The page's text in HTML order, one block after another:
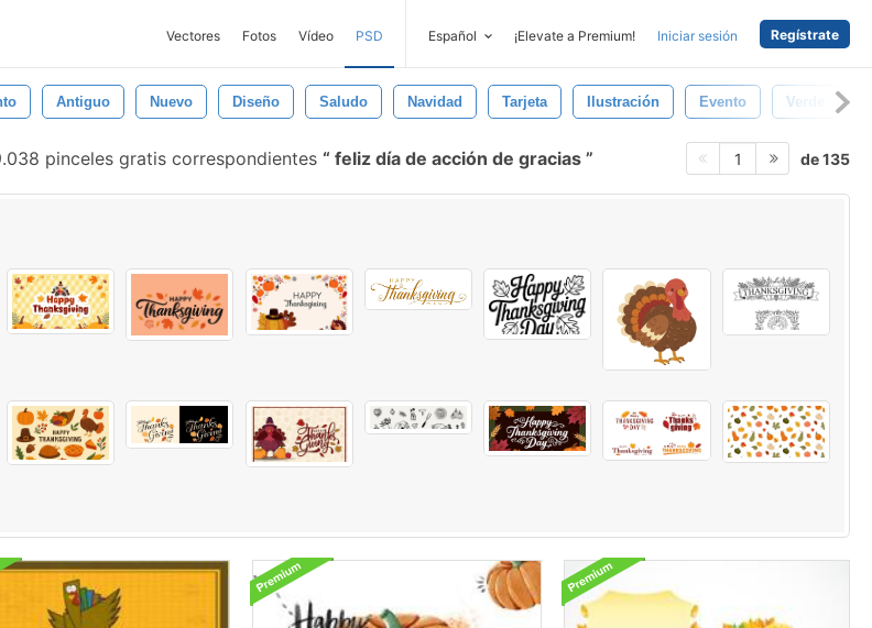
Vectores Fotos Vídeo PSD Español ¡Elevate a Premium! Iniciar sesión Regístrate
Antiguo Nuevo Diseño Saludo Navidad Tarjeta Ilustración Evento Verde
pinceles gratis correspondientes feliz día de acción de gracias 1 de 135